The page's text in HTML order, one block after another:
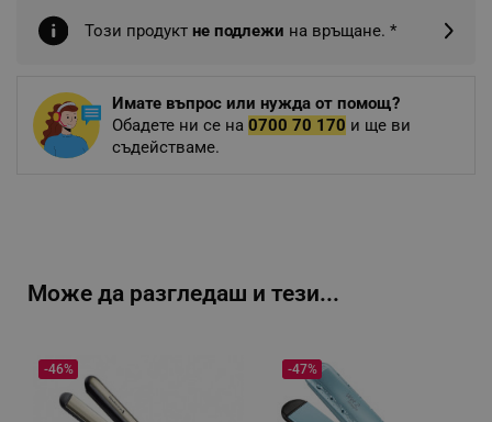
Този продукт не подлежи на връщане. *
Имате въпрос или нужда от помощ?
Обадете ни се на 0700 70 170 и ще ви
съдействаме.
Може да разгледаш и тези...
-46% -47%